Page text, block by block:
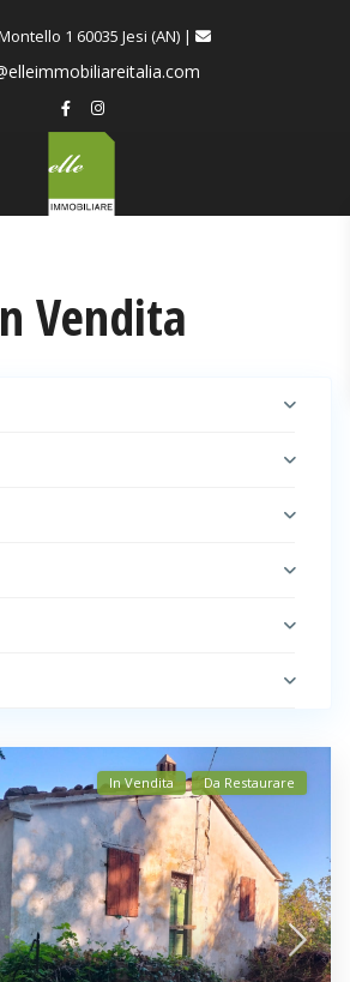
1 60035 Jesi (AN) |
Vendita
In Vendita Da Restaurare